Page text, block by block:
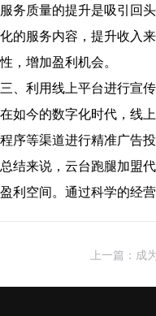
服务质量的提升是吸引回
化的服务内容，提升收入
性，增加盈利机会。
三、利用线上平台进行宣
在如今的数字化时代，线
程序等渠道进行精准广告
总结来说，云台跑腿加盟
盈利空间。通过科学的经
上一篇：成